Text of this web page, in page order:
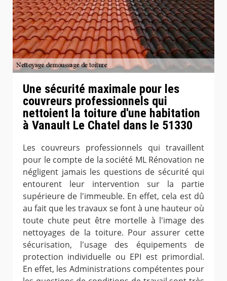
Une sécurité maximale pour les
couvreurs professionnels qui
nettoient la toiture d'une habitation
à Vanault Le Chatel dans le 51330
Les couvreurs professionnels qui travaillent
pour le compte de la société ML Rénovation ne
négligent jamais les questions de sécurité qui
entourent leur intervention sur la partie
supérieure de l'immeuble. En effet, cela est dû
au fait que les travaux se font à une hauteur où
toute chute peut être mortelle à l'image des
nettoyages de la toiture. Pour assurer cette
sécurisation, l'usage des équipements de
protection individuelle ou EPI est primordial.
En effet, les Administrations compétentes pour